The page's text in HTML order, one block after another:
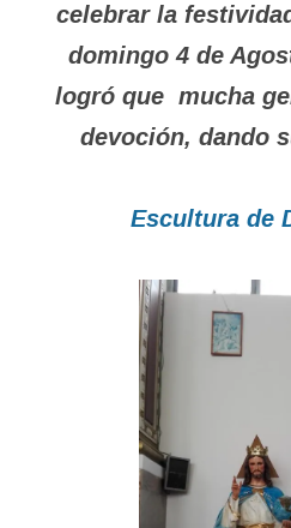
celebrar la
domingo 4 de
logró que mucha
devoción, dando
Escultura de